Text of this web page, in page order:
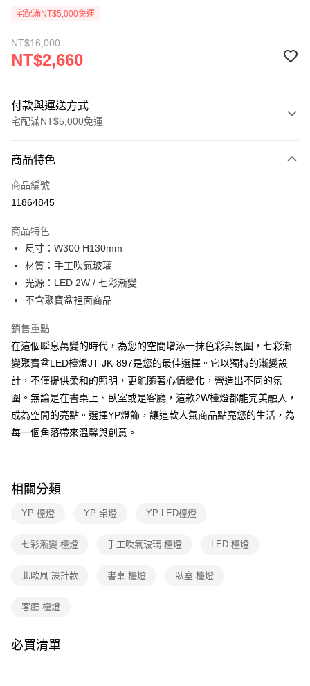
宅配滿NT$5,000免運
NT$16,000
NT$2,660
付款與運送方式
宅配滿NT$5,000免運
信用卡一次付款
LINE Pay
街口支付
悠遊付
Google Pay
全盈+PAY
AFTEE先享後付
相關說明
【關於「AFTEE先享後付」】
AFTEE先享後付是「在收到商品之後才付款」的支付方式。 讓您購物簡單
便利好安心！
１．簡單：不需註冊會員、不需綁卡、不需儲值。
２．便利：只要手機號碼，簡訊認證，即可結帳。
結帳頁面，進行簡訊認證並確認金額後，即可完成結帳。
３．收到繳費通知簡訊後14天內，點擊此簡訊中的連結，可透過四大超商／
※ 請注意：結帳手續完成當下不需立刻繳費，但若您需要取消訂單，請聯絡
※ 交易是否成功請以「AFTEE先享後付 」之結帳頁面顯示為準，若有關於
客戶支援中心」
１．透過由恩沛科技股份有限公司提供之「AFTEE先享後付」服務完成之交
商品特色
商品編號
11864845
商品特色
尺寸：W300 H130mm
材質：手工吹氣玻璃
光源：LED 2W / 七彩漸變
不含聚寶盆裡面商品
銷售重點
在這個瞬息萬變的時代，為您的空間增添一抹色彩與氛圍，七彩漸
變聚寶盆LED檯燈JT-JK-897是您的最佳選擇。它以獨特的漸變設
計，不僅提供柔和的照明，更能隨著心情變化，營造出不同的氛
圍。無論是在書桌上、臥室或是客廳，這款2W檯燈都能完美融入，
成為空間的亮點。選擇YP燈飾，讓這款人氣商品點亮您的生活，為
每一個角落帶來溫馨與創意。
相關分類
YP 檯燈 YP 桌燈 YP LED檯燈
七彩漸變 檯燈 手工吹氣玻璃 檯燈 LED 檯燈
北歐風 設計款 書桌 檯燈 臥室 檯燈
客廳 檯燈
必買清單